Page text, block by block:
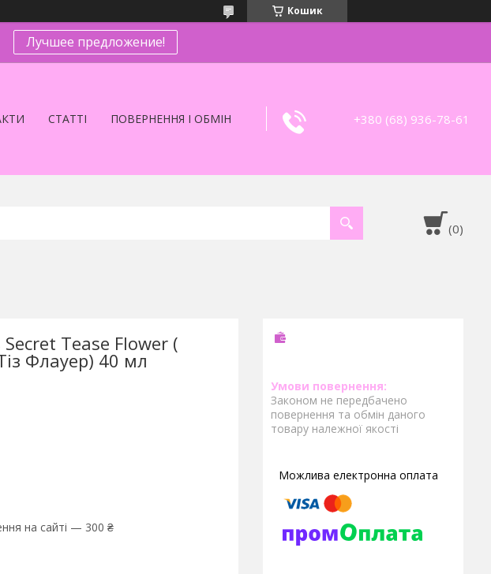
Кошик
Лучшее предложение!
СТАТТІ ПОВЕРНЕННЯ І ОБМІН +380 (68) 936-78-61
Tease Flower (
Флауер) 40 мл
на сайті — 300 ₴
Законом не передбачено
повернення та обмін даного
товару належної якості